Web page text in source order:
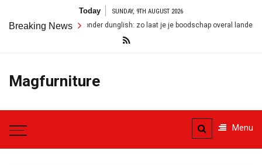
content
Today SUNDAY, 9TH AUGUST 2026
Breaking News
zonder dunglish: zo laat je je boodschap overal landen
Magfurniture
Menu